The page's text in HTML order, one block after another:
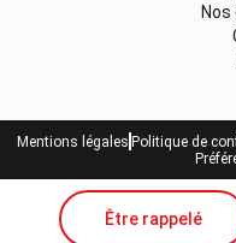
Mentions légales Politique de
Être rappelé